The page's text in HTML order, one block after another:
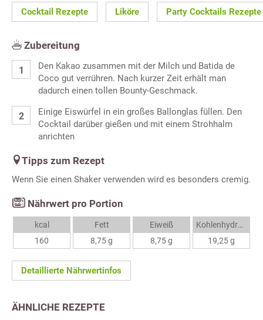
Cocktail Rezepte Liköre Party Cocktails Rezepte
Zubereitung
Den Kakao zusammen mit der Milch und Batida de
Coco gut verrühren. Nach kurzer Zeit erhält man
dadurch einen tollen Bounty-Geschmack.
Einige Eiswürfel in ein großes Ballonglas füllen. Den
Cocktail darüber gießen und mit einem Strohhalm
anrichten
Tipps zum Rezept
Wenn Sie einen Shaker verwenden wird es besonders cremig.
Nährwert pro Portion
kcal
160
Fett
8,75 g
Eiweiß
8,75 g
Kohlenhydrate
19,25 g
Detaillierte Nährwertinfos
ÄHNLICHE REZEPTE